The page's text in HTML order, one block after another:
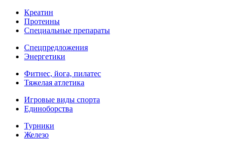
Креатин
Протеины
Специальные препараты
Спецпредложения
Энергетики
Фитнес, йога, пилатес
Тяжелая атлетика
Игровые виды спорта
Единоборства
Турники
Железо